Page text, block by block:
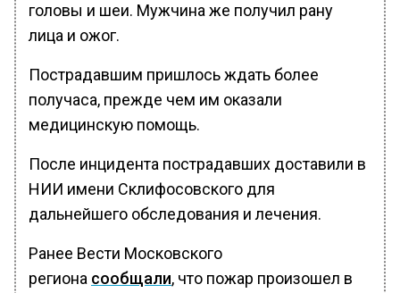
головы и шеи. Мужчина же получил рану
лица и ожог.
Пострадавшим пришлось ждать более
получаса, прежде чем им оказали
медицинскую помощь.
После инцидента пострадавших доставили в
НИИ имени Склифосовского для
дальнейшего обследования и лечения.
Ранее Вести Московского
региона сообщали, что пожар произошел в